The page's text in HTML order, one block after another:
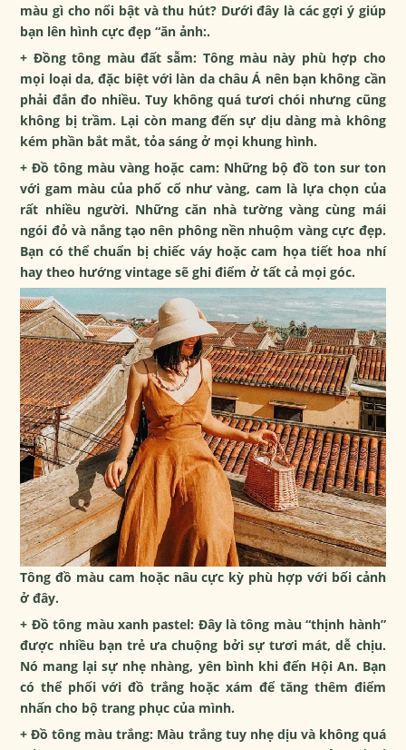
màu gì cho nổi bật và thu hút? Dưới đây là các gợi ý giúp
bạn lên hình cực đẹp “ăn ảnh:.
+ Đồng tông màu đất sẫm: Tông màu này phù hợp cho
mọi loại da, đặc biệt với làn da châu Á nên bạn không cần
phải đắn đo nhiều. Tuy không quá tươi chói nhưng cũng
không bị trầm. Lại còn mang đến sự dịu dàng mà không
kém phần bắt mắt, tỏa sáng ở mọi khung hình.
+ Đồ tông màu vàng hoặc cam: Những bộ đồ ton sur ton
với gam màu của phố cổ như vàng, cam là lựa chọn của
rất nhiều người. Những căn nhà tường vàng cùng mái
ngói đỏ và nắng tạo nên phông nền nhuộm vàng cực đẹp.
Bạn có thể chuẩn bị chiếc váy hoặc cam họa tiết hoa nhí
hay theo hướng vintage sẽ ghi điểm ở tất cả mọi góc.
Tông đồ màu cam hoặc nâu cực kỳ phù hợp với bối cảnh
ở đây.
+ Đồ tông màu xanh pastel: Đây là tông màu “thịnh hành”
được nhiều bạn trẻ ưa chuộng bởi sự tươi mát, dễ chịu.
Nó mang lại sự nhẹ nhàng, yên bình khi đến Hội An. Bạn
có thể phối với đồ trắng hoặc xám để tăng thêm điểm
nhấn cho bộ trang phục của mình.
+ Đồ tông màu trắng: Màu trắng tuy nhẹ dịu và không quá